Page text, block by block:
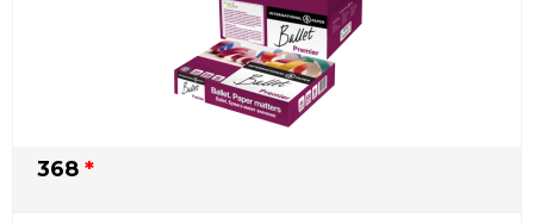
368 *